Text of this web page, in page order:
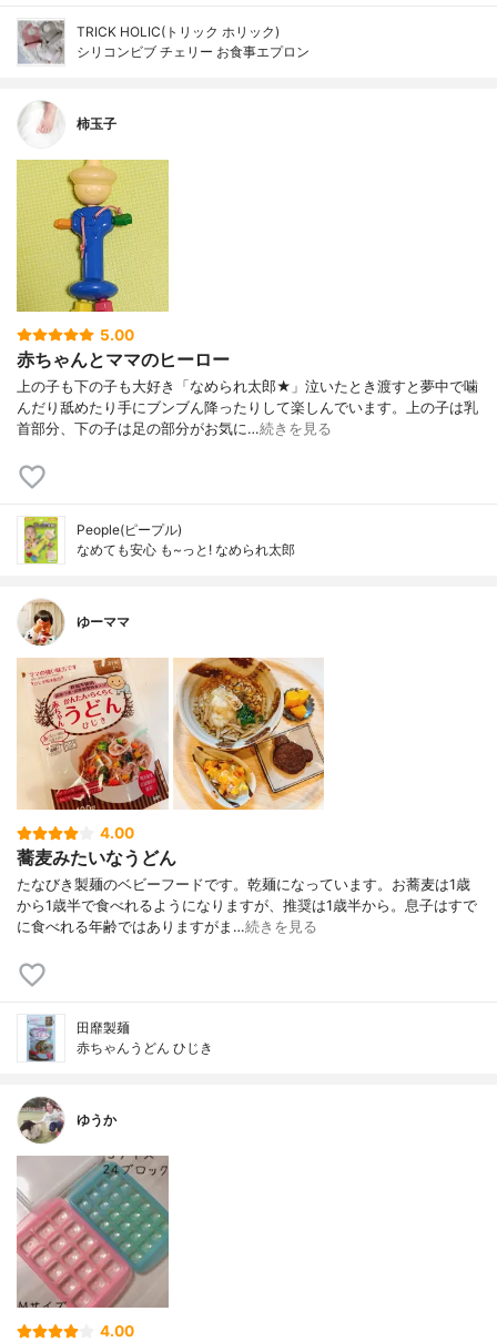
TRICK HOLIC(トリック ホリック)
シリコンビブ チェリー お食事エプロン
柿玉子
5.00
赤ちゃんとママのヒーロー
上の子も下の子も大好き「なめられ太郎★」泣いたとき渡すと夢中で噛
んだり舐めたり手にブンブん降ったりして楽しんでいます。上の子は乳
首部分、下の子は足の部分がお気に…続きを見る
People(ピープル)
なめても安心 も~っと! なめられ太郎
ゆーママ
4.00
蕎麦みたいなうどん
たなびき製麺のベビーフードです。乾麺になっています。お蕎麦は1歳
から1歳半で食べれるようになりますが、推奨は1歳半から。息子はすで
に食べれる年齢ではありますがま…続きを見る
⽥靡製麺
赤ちゃんうどん ひじき
ゆうか
4.00